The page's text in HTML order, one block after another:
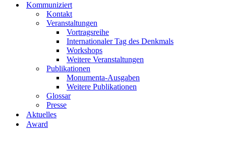
Kommuniziert
Kontakt
Veranstaltungen
Vortragsreihe
Internationaler Tag des Denkmals
Workshops
Weitere Veranstaltungen
Publikationen
Monumenta-Ausgaben
Weitere Publikationen
Glossar
Presse
Aktuelles
Award